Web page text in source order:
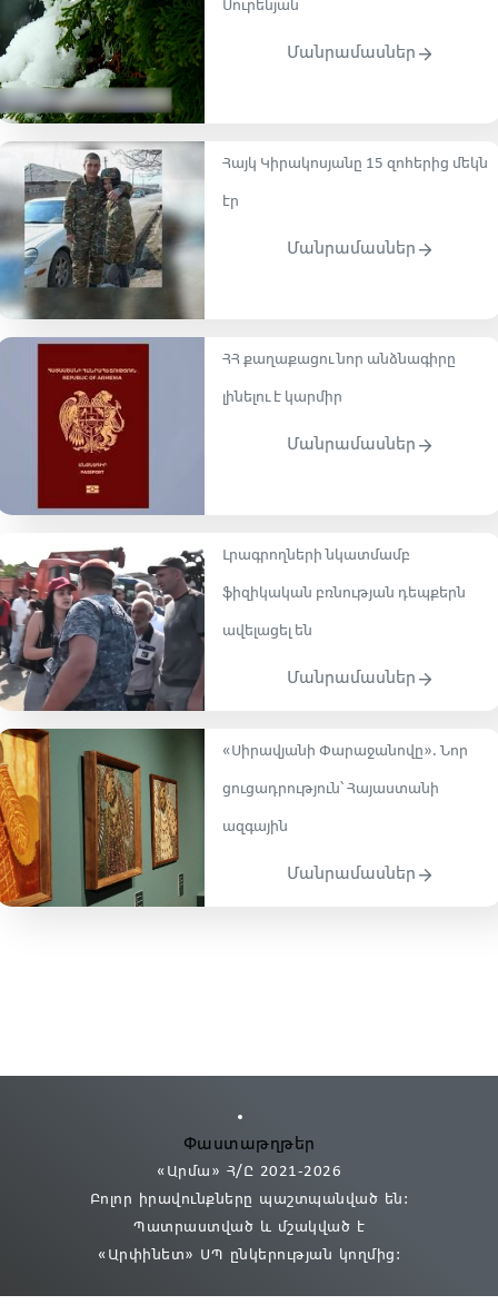
Սուրենյան
Մանրամասներ
Հայկ Կիրակոսյանը 15 զոհերից մեկն
էր
Մանրամասներ
ՀՀ քաղաքացու նոր անձնագիրը
լինելու է կարմիր
Մանրամասներ
Լրագրողների նկատմամբ
ֆիզիկական բռնության դեպքերն
ավելացել են
Մանրամասներ
«Սիրավյանի Փարաջանովը». Նոր
ցուցադրություն՝ Հայաստանի
ազգային
Մանրամասներ
Փաստաթղթեր
«Արմա» Հ/Ը 2021-2026
Բոլոր իրավունքները պաշտպանված են:
Պատրաստված և մշակված է
«Արփինետ» ՍՊ ընկերության կողմից։